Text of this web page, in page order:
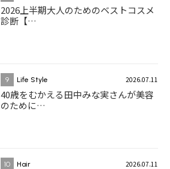
2026上半期大人のためのベストコスメ
診断【…
9 Life Style 2026.07.11
40歳をむかえる田中みな実さんが美容
のために…
10 Hair 2026.07.11